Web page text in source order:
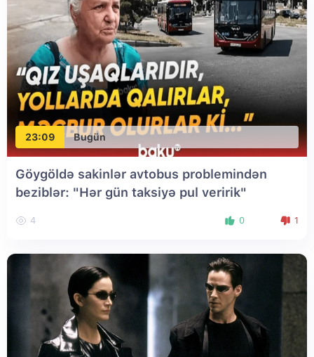
23:09 Bugün
Göygöldə sakinlər avtobus problemindən
beziblər: "Hər gün taksiyə pul veririk"
4 0 1